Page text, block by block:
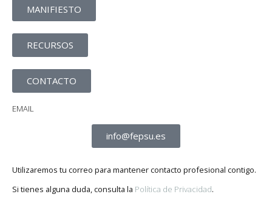
MANIFIESTO
RECURSOS
CONTACTO
EMAIL
info@fepsu.es
Utilizaremos tu correo para mantener contacto profesional contigo.
Si tienes alguna duda, consulta la Política de Privacidad.